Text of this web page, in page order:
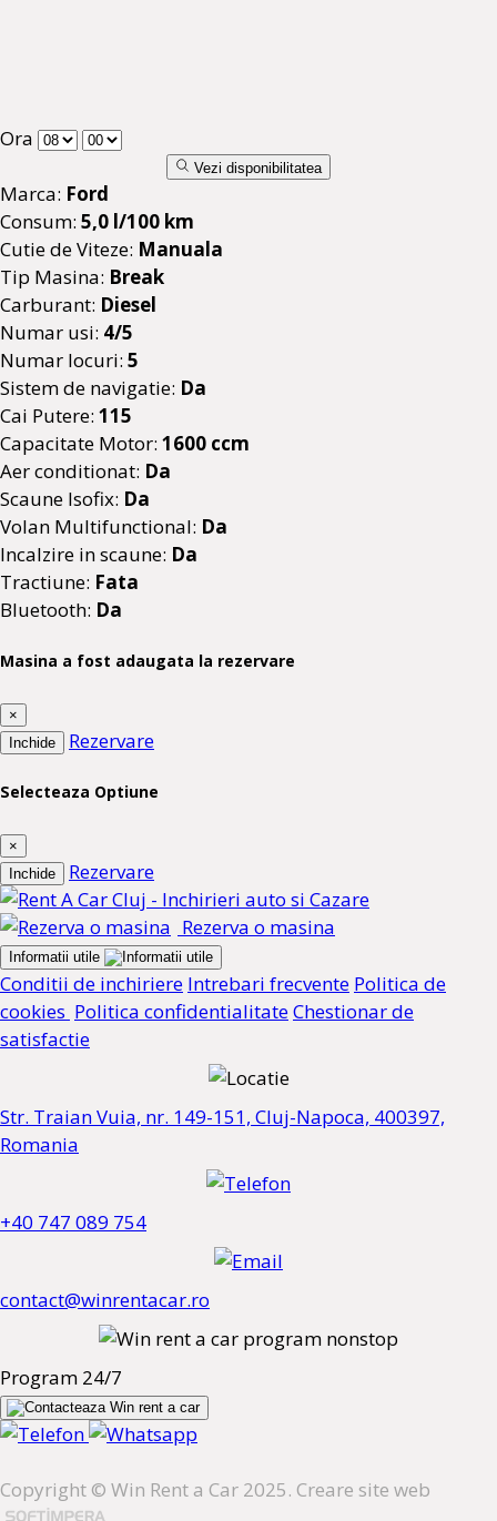
Ora
Vezi disponibilitatea
Marca: Ford
Consum: 5,0 l/100 km
Cutie de Viteze: Manuala
Tip Masina: Break
Carburant: Diesel
Numar usi: 4/5
Numar locuri: 5
Sistem de navigatie: Da
Cai Putere: 115
Capacitate Motor: 1600 ccm
Aer conditionat: Da
Scaune Isofix: Da
Volan Multifunctional: Da
Incalzire in scaune: Da
Tractiune: Fata
Bluetooth: Da
Masina a fost adaugata la rezervare
×
Inchide
Rezervare
Selecteaza Optiune
×
Inchide
Rezervare
Rezerva o masina
Informatii utile
Conditii de inchiriere Intrebari frecvente Politica de
cookies Politica confidentialitateChestionar de
satisfactie
Str. Traian Vuia, nr. 149-151, Cluj-Napoca, 400397,
Romania
+40 747 089 754
contact@winrentacar.ro
Program 24/7
Copyright © Win Rent a Car 2025. Creare site web